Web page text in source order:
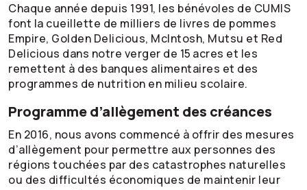
Chaque année depuis 1991, les bénévoles de CUMIS
font la cueillette de milliers de livres de pommes
Empire, Golden Delicious, McIntosh, Mutsu et Red
Delicious dans notre verger de 15 acres et les
remettent à des banques alimentaires et des
programmes de nutrition en milieu scolaire.
Programme d’allègement des créances
En 2016, nous avons commencé à offrir des mesures
d’allègement pour permettre aux personnes des
régions touchées par des catastrophes naturelles
ou des difficultés économiques de maintenir leur